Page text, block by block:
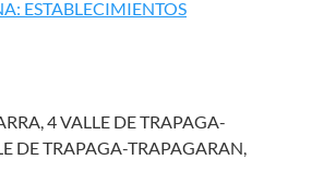
ESTABLECIMIENTOS
4 VALLE DE TRAPAGA-
DE TRAPAGA-TRAPAGARAN,